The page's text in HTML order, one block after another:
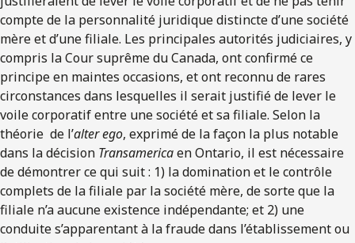
compte de la personnalité juridique distincte d’une société
mère et d’une filiale. Les principales autorités judiciaires, y
compris la Cour suprême du Canada, ont confirmé ce
principe en maintes occasions, et ont reconnu de rares
circonstances dans lesquelles il serait justifié de lever le
voile corporatif entre une société et sa filiale. Selon la
théorie de l’alter ego, exprimé de la façon la plus notable
dans la décision Transamericaen Ontario, il est nécessaire
de démontrer ce qui suit : 1) la domination et le contrôle
complets de la filiale par la société mère, de sorte que la
filiale n’a aucune existence indépendante; et 2) une
conduite s’apparentant à la fraude dans l’établissement ou